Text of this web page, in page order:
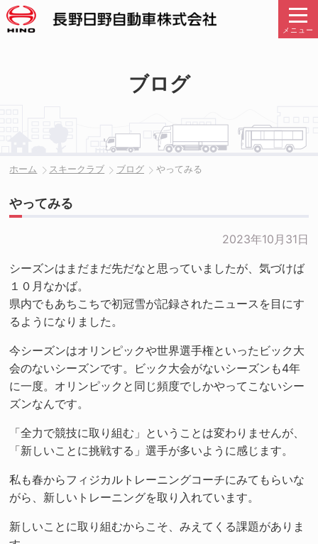
メニュー
ブログ
ホーム スキークラブ ブログ やってみる
やってみる
2023年10月31日
シーズンはまだまだ先だなと思っていましたが、気づけば
１０月なかば。
県内でもあちこちで初冠雪が記録されたニュースを目にす
るようになりました。
今シーズンはオリンピックや世界選手権といったビック大
会のないシーズンです。ビック大会がないシーズンも4年
に一度。オリンピックと同じ頻度でしかやってこないシー
ズンなんです。
「全力で競技に取り組む」ということは変わりませんが、
「新しいことに挑戦する」選手が多いように感じます。
私も春からフィジカルトレーニングコーチにみてもらいな
がら、新しいトレーニングを取り入れています。
新しいことに取り組むからこそ、みえてくる課題がありま